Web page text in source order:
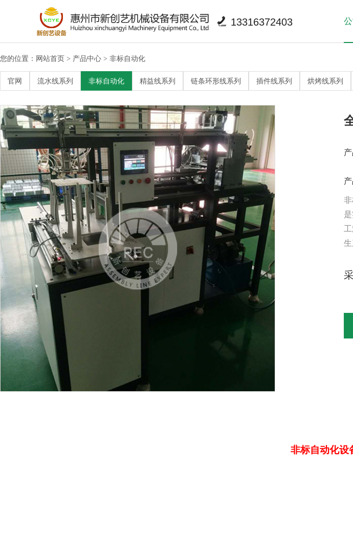
 13316372403
精益线系列 >
链条环形线系列 >
工作台系列 >
您的位置： 网站首页 > 产品中心 > 非标自动化
官网 流水线系列 非标自动化 精益线系列 链条环形线系列 插件线系列 烘烤线系列
非标自动化设